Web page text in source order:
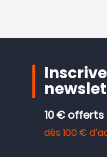
10 € offerts
dès 100 €